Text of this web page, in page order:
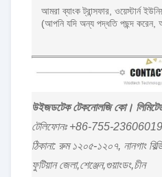
আমরা ব্যাংক ট্রান্সফার, ওয়েস্টার্ন
(আপনি যদি অন্য পদ্ধতি পছন্দ করেন,
উইজডটেক টেকনোলজি কো।
টেলিফোনঃ +86-755-23606019
ঠিকানা: রুম ১২০৫-১২০৭, নানগাং
ফুটিয়ান জেলা,শেঞ্জেন,গুয়াংডং,চীন